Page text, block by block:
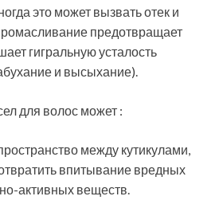
это может вызвать отек и
предотвращает
гигральную усталость
и высыхание).
для волос может :
между кутикулами,
впитывание вредных
активных веществ.